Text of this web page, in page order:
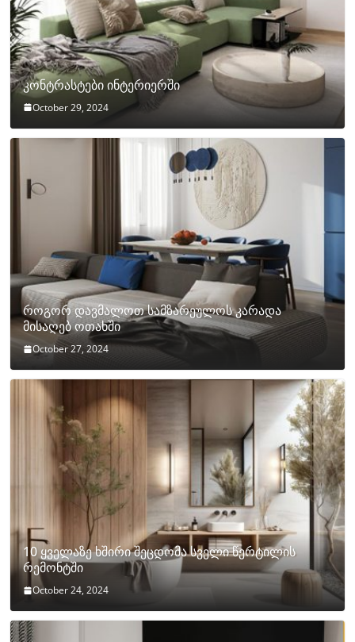
კონტრასტები ინტერიერში
October 29, 2024
როგორ დავმალოთ სამზარეულოს კარადა
მისაღებ ოთახში
October 27, 2024
10 ყველაზე ხშირი შეცდომა სველი წერტილის
რემონტში
October 24, 2024